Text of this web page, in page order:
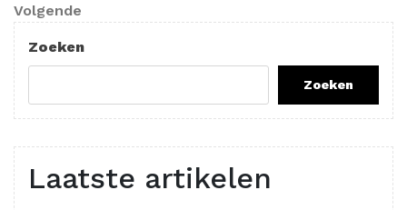
Volgend
bericht
Volgende
Zoeken
Zoeken
Laatste artikelen